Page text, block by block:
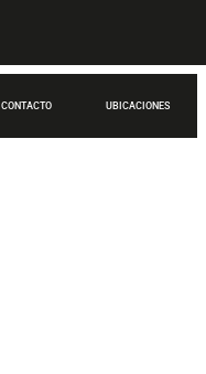
CONTACTO UBICACIONES